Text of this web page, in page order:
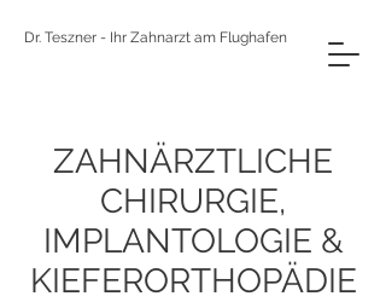
Dr. Teszner - Ihr Zahnarzt am Flughafen
ZAHN­ÄRZT­LI­CHE
CHIR­UR­GIE,
IM­PLAN­TO­LO­GIE &
KIE­FER­OR­THO­PÄ­DIE